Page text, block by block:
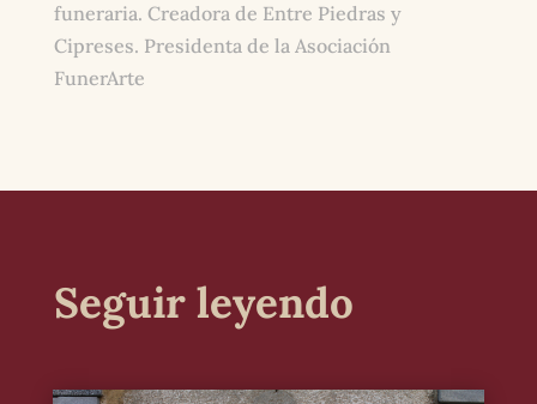
funeraria. Creadora de Entre Piedras y
Cipreses. Presidenta de la Asociación
FunerArte
Seguir leyendo